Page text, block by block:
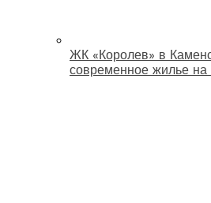
ЖК «Королев» в
современное жилье